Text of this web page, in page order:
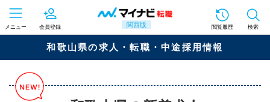
関西版
メニュー 会員登録 閲覧履歴 検索
和歌山県の求人・転職・中途採用情報